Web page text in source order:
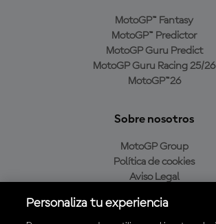
MotoGP™ Fantasy
MotoGP™ Predictor
MotoGP Guru Predict
MotoGP Guru Racing 25/26
MotoGP™26
Sobre nosotros
MotoGP Group
Política de cookies
Aviso Legal
Política de compra
Personaliza tu experiencia